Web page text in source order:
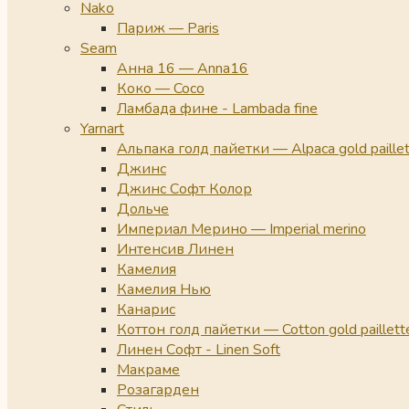
Nako
Париж — Paris
Seam
Анна 16 — Anna16
Коко — Coco
Ламбада фине - Lambada fine
Yarnart
Альпака голд пайетки — Alpaca gold
Джинс
Джинс Софт Колор
Дольче
Империал Мерино — Imperial merino
Интенсив Линен
Камелия
Камелия Нью
Канарис
Коттон голд пайетки — Cotton gold
Линен Софт - Linen Soft
Макраме
Розагарден